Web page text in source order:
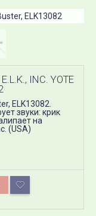
ELK13082
INC. YOTE
ELK13082.
звуки: крик
на
(USA)